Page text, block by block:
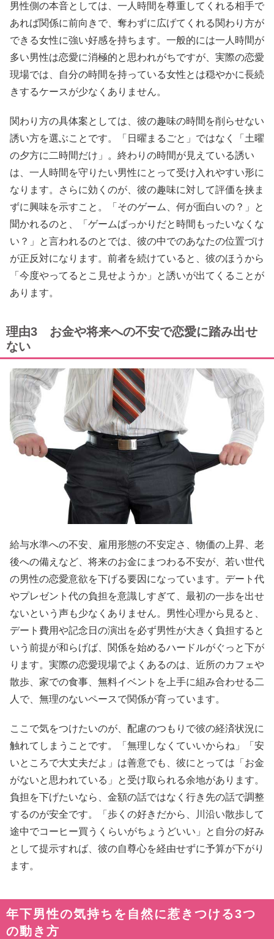
男性側の本音としては、一人時間を尊重してくれる相手で
あれば関係に前向きで、奪わずに広げてくれる関わり方が
できる女性に強い好感を持ちます。一般的には一人時間が
多い男性は恋愛に消極的と思われがちですが、実際の恋愛
現場では、自分の時間を持っている女性とは穏やかに長続
きするケースが少なくありません。
関わり方の具体案としては、彼の趣味の時間を削らせない
誘い方を選ぶことです。「日曜まるごと」ではなく「土曜
の夕方に二時間だけ」。終わりの時間が見えている誘い
は、一人時間を守りたい男性にとって受け入れやすい形に
なります。さらに効くのが、彼の趣味に対して評価を挟ま
ずに興味を示すこと。「そのゲーム、何が面白いの？」と
聞かれるのと、「ゲームばっかりだと時間もったいなくな
い？」と言われるのとでは、彼の中でのあなたの位置づけ
が正反対になります。前者を続けていると、彼のほうから
「今度やってるとこ見せようか」と誘いが出てくることが
あります。
理由3 お金や将来への不安で恋愛に踏み出せ
ない
給与水準への不安、雇用形態の不安定さ、物価の上昇、老
後への備えなど、将来のお金にまつわる不安が、若い世代
の男性の恋愛意欲を下げる要因になっています。デート代
やプレゼント代の負担を意識しすぎて、最初の一歩を出せ
ないという声も少なくありません。男性心理から見ると、
デート費用や記念日の演出を必ず男性が大きく負担すると
いう前提が和らげば、関係を始めるハードルがぐっと下が
ります。実際の恋愛現場でよくあるのは、近所のカフェや
散歩、家での食事、無料イベントを上手に組み合わせる二
人で、無理のないペースで関係が育っています。
ここで気をつけたいのが、配慮のつもりで彼の経済状況に
触れてしまうことです。「無理しなくていいからね」「安
いところで大丈夫だよ」は善意でも、彼にとっては「お金
がないと思われている」と受け取られる余地があります。
負担を下げたいなら、金額の話ではなく行き先の話で調整
するのが安全です。「歩くの好きだから、川沿い散歩して
途中でコーヒー買うくらいがちょうどいい」と自分の好み
として提示すれば、彼の自尊心を経由せずに予算が下がり
ます。
年下男性の気持ちを自然に惹きつける3つ
の動き方